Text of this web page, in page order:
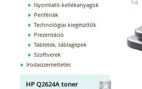
Nyomtató-kellékanyagok
Perifériák
Technológiai kiegészítők
Prezentáció
Tabletek, táblagépek
Szoftverek
Irodaüzemeltetés
HP Q2624A toner